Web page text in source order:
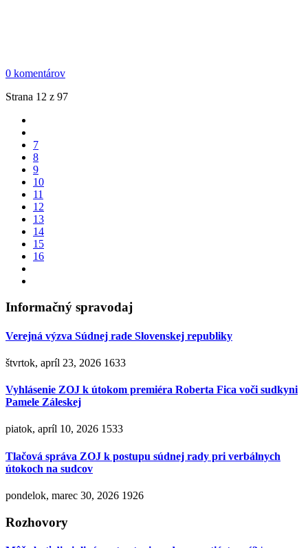
0 komentárov
Strana 12 z 97
7
8
9
10
11
12
13
14
15
16
Informačný spravodaj
Verejná výzva Súdnej rade Slovenskej republiky
štvrtok, apríl 23, 2026 1633
Vyhlásenie ZOJ k útokom premiéra Roberta Fica voči sudkyni
Pamele Záleskej
piatok, apríl 10, 2026 1533
Tlačová správa ZOJ k postupu súdnej rady pri verbálnych
útokoch na sudcov
pondelok, marec 30, 2026 1926
Rozhovory